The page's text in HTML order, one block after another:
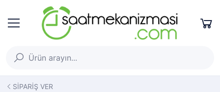
SİPARİŞ VER